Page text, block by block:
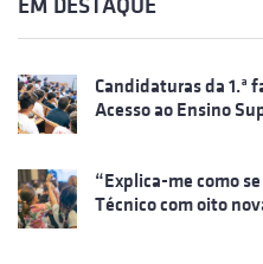
EM DESTAQUE
Candidaturas da 1.ª
Acesso ao Ensino
“Explica-me como
Técnico com oito